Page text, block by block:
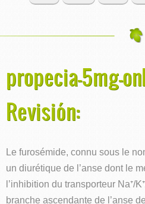
propecia-5mg-
Revisión:
Le furosémide, connu sous le
un diurétique de l’anse dont le
l’inhibition du transporteur Na⁺/
branche ascendante de l’anse